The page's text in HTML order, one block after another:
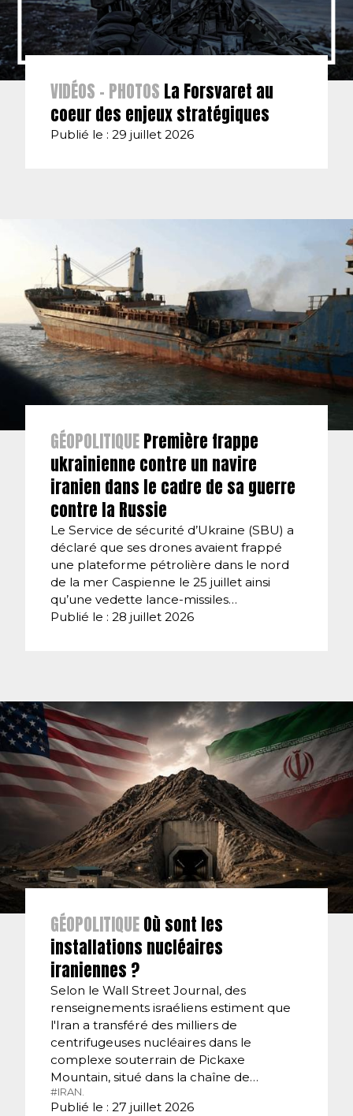
VIDÉOS - PHOTOS La Forsvaret au
coeur des enjeux stratégiques
Publié le : 29 juillet 2026
GÉOPOLITIQUEPremière frappe
ukrainienne contre un navire
iranien dans le cadre de sa guerre
contre la Russie
Le Service de sécurité d’Ukraine (SBU) a
déclaré que ses drones avaient frappé
une plateforme pétrolière dans le nord
de la mer Caspienne le 25 juillet ainsi
qu’une vedette lance-missiles…
Publié le : 28 juillet 2026
GÉOPOLITIQUEOù sont les
installations nucléaires
iraniennes ?
Selon le Wall Street Journal, des
renseignements israéliens estiment que
l'Iran a transféré des milliers de
centrifugeuses nucléaires dans le
complexe souterrain de Pickaxe
Mountain, situé dans la chaîne de…
#IRAN.
Publié le : 27 juillet 2026